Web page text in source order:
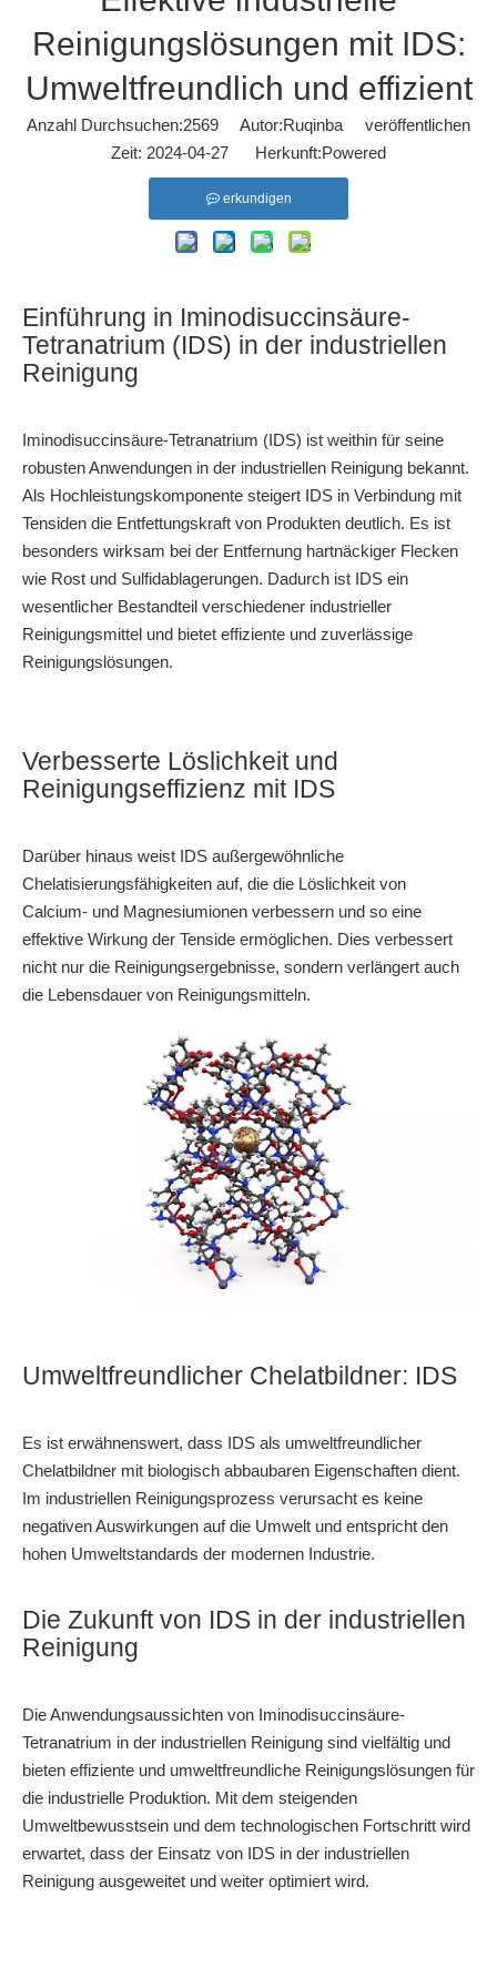
Reinigungslösungen mit IDS:
Umweltfreundlich und effizient
Anzahl Durchsuchen:2569 Autor:Ruqinba veröffentlichen
Zeit: 2024-04-27 Herkunft:Powered
erkundigen
Einführung in Iminodisuccinsäure-
Tetranatrium (IDS) in der industriellen
Reinigung
Iminodisuccinsäure-Tetranatrium (IDS) ist weithin für seine
robusten Anwendungen in der industriellen Reinigung bekannt.
Als Hochleistungskomponente steigert IDS in Verbindung mit
Tensiden die Entfettungskraft von Produkten deutlich. Es ist
besonders wirksam bei der Entfernung hartnäckiger Flecken
wie Rost und Sulfidablagerungen. Dadurch ist IDS ein
wesentlicher Bestandteil verschiedener industrieller
Reinigungsmittel und bietet effiziente und zuverlässige
Reinigungslösungen.
Verbesserte Löslichkeit und
Reinigungseffizienz mit IDS
Darüber hinaus weist IDS außergewöhnliche
Chelatisierungsfähigkeiten auf, die die Löslichkeit von
Calcium- und Magnesiumionen verbessern und so eine
effektive Wirkung der Tenside ermöglichen. Dies verbessert
nicht nur die Reinigungsergebnisse, sondern verlängert auch
die Lebensdauer von Reinigungsmitteln.
Umweltfreundlicher Chelatbildner: IDS
Es ist erwähnenswert, dass IDS als umweltfreundlicher
Chelatbildner mit biologisch abbaubaren Eigenschaften dient.
Im industriellen Reinigungsprozess verursacht es keine
negativen Auswirkungen auf die Umwelt und entspricht den
hohen Umweltstandards der modernen Industrie.
Die Zukunft von IDS in der industriellen
Reinigung
Die Anwendungsaussichten von Iminodisuccinsäure-
Tetranatrium in der industriellen Reinigung sind vielfältig und
bieten effiziente und umweltfreundliche Reinigungslösungen für
die industrielle Produktion. Mit dem steigenden
Umweltbewusstsein und dem technologischen Fortschritt wird
erwartet, dass der Einsatz von IDS in der industriellen
Reinigung ausgeweitet und weiter optimiert wird.